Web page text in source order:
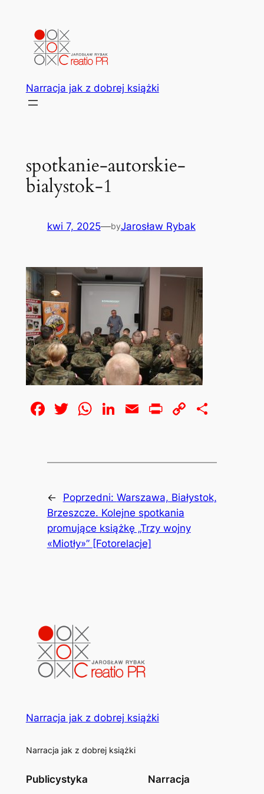
Narracja jak z dobrej książki
spotkanie-autorskie-
bialystok-1
kwi 7, 2025—byJarosław Rybak
Facebook
Twitter
WhatsApp
LinkedIn
EmailPrintCopy
← Poprzedni: Warszawa, Białystok,
Brzeszcze. Kolejne spotkania
promujące książkę „Trzy wojny
«Miotły»” [Fotorelacje]
Narracja jak z dobrej książki
Narracja jak z dobrej książki
Publicystyka Narracja